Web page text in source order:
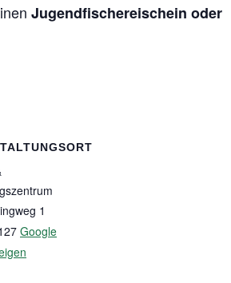
Jugendfischereischein oder
1
Google